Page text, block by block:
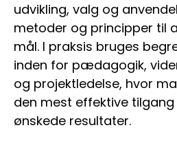
udvikling, valg og
metoder og principper til
mål. I praksis bruges
inden for pædagogik,
og projektledelse, hvor
den mest effektive
ønskede resultater.